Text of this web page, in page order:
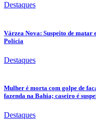
Destaques
Várzea Nova: Suspeito de matar
Polícia
Destaques
Mulher é morta com golpe de
fazenda na Bahia; caseiro é
Destaques